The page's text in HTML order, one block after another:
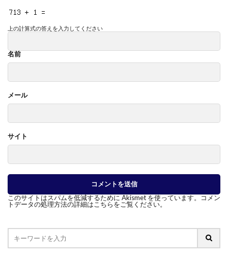
上の計算式の答えを入力してください
名前
メール
サイト
このサイトはスパムを低減するために Akismet を使っています。
コメン
トデータの処理方法の詳細はこちらをご覧ください。